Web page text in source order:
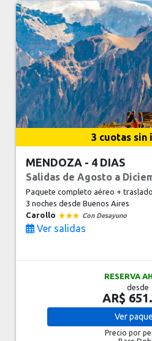
3 cuotas sin
MENDOZA - 4 DIAS
Salidas de Agosto a
Paquete completo aéreo +
3 nochesdesde Buenos Aires
Carollo
Con Desayuno
Ver salidas
RESERVA
desde
AR$
Ver
Precio por